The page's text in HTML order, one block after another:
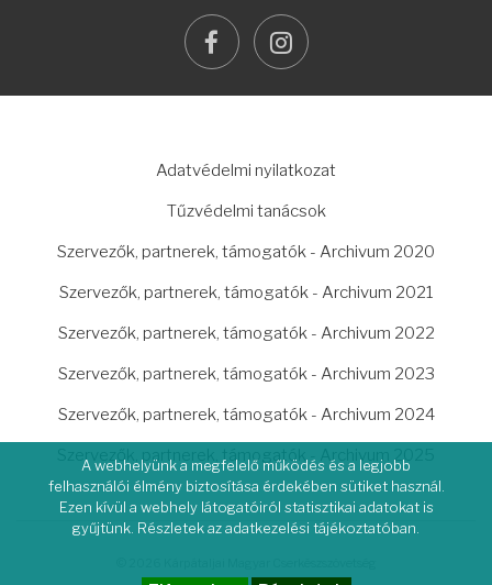
facebookinstagram
Adatvédelmi nyilatkozat
Tűzvédelmi tanácsok
Szervezők, partnerek, támogatók - Archivum 2020
Szervezők, partnerek, támogatók - Archivum 2021
Szervezők, partnerek, támogatók - Archivum 2022
Szervezők, partnerek, támogatók - Archivum 2023
Szervezők, partnerek, támogatók - Archivum 2024
Szervezők, partnerek, támogatók - Archivum 2025
A webhelyünk a megfelelő működés és a legjobb
felhasználói élmény biztosítása érdekében sütiket használ.
Ezen kívül a webhely látogatóiról statisztikai adatokat is
gyűjtünk. Részletek az adatkezelési tájékoztatóban.